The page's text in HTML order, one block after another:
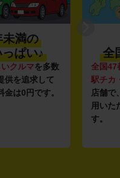
満の
ぱい♪
クルマを多数
供を追求して
は0円です。
全
全国47
駅チカ
店舗で
用いた
す。